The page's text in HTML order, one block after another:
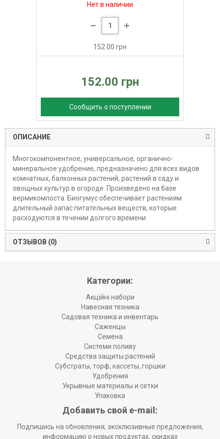
Нет в наличии
152.00 грн
152.00 грн
Сообщить о поступлении
ОПИСАНИЕ
Многокомпонентное, универсальное, органично-
минеральное удобрение, предназначено для всех видов
комнатных, балконных растений, растений в саду и
овощных культур в огороде. Произведено на базе
вермикомпоста. Биогумус обеспечивает растениям
длительный запас питательных веществ, которые
расходуются в течении долгого времени.
ОТЗЫВОВ (0)
Категории:
Акційні набори
Навесная техника
Садовая техника и инвентарь
Саженцы
Семена
Системи поливу
Средства защиты растений
Субстраты, торф, кассеты, горшки
Удобрения
Укрывные материалы и сетки
Упаковка
Добавить свой e-mail:
Подпишись на обновления, эксклюзивные предложения,
информацию о новых продуктах, скидках